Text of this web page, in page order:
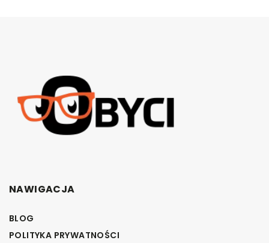
NAWIGACJA
BLOG
POLITYKA PRYWATNOŚCI